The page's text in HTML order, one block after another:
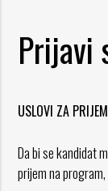
Prijavi
USLOVI ZA
Da bi se kandidat
prijem na